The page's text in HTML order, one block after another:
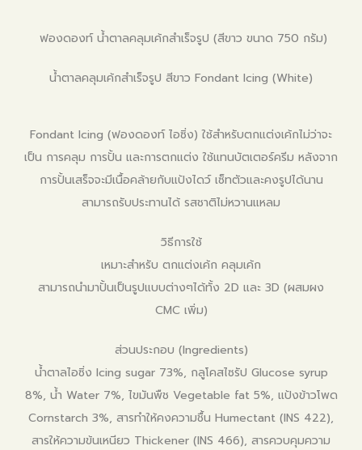
ฟองดองท์ น้ำตาลคลุมเค้กสำเร็จรูป (สีขาว ขนาด 750 กรัม)
น้ำตาลคลุมเค้กสำเร็จรูป สีขาว Fondant Icing (White)
Fondant Icing (ฟองดองท์ ไอซิ่ง) ใช้สำหรับตกแต่งเค้กไม่ว่าจะ
เป็น การคลุม การปั้น และการตกแต่ง ใช้แทนบัตเตอร์ครีม หลังจาก
การปั้นเสร็จจะมีเนื้อคล้ายกับแป้งไดว์ เซ็ทตัวและคงรูปได้นาน
สามารถรับประทานได้ รสชาติไม่หวานแหลม
วิธีการใช้
เหมาะสำหรับ ตกแต่งเค้ก คลุมเค้ก
สามารถนำมาปั้นเป็นรูปแบบต่างๆได้ทั้ง 2D และ 3D (ผสมผง
CMC เพิ่ม)
ส่วนประกอบ (Ingredients)
น้ำตาลไอซิ่ง Icing sugar 73%, กลูโคสไซรัป Glucose syrup
8%, น้ำ Water 7%, ไขมันพืช Vegetable fat 5%, แป้งข้าวโพด
Cornstarch 3%, สารทำให้คงความชื้น Humectant (INS 422),
สารให้ความข้นเหนียว Thickener (INS 466), สารควบคุมความ